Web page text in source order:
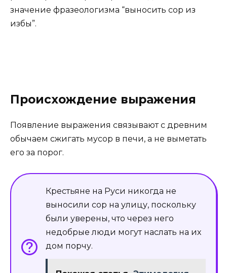
значение фразеологизма “выносить сор из
избы”.
Происхождение выражения
Появление выражения связывают с древним
обычаем сжигать мусор в печи, а не выметать
его за порог.
Крестьяне на Руси никогда не
выносили сор на улицу, поскольку
были уверены, что через него
недобрые люди могут наслать на их
дом порчу.